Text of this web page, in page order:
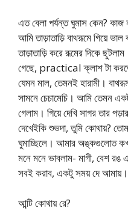
এত বেলা পর্যন্ত ঘুমাস কেন?
আমি তাড়াতাড়ি বাথরূমে গিয়ে
তাড়াতাড়ি করে রূমের দিকে
গেছে, practical ক্লাশ টা
যেমন মাল, তেমনই হারামী।
সামনে চেচামেচি। আমি তেমন
গেলাম। গিয়ে দেখি সাগর তার
দেখেইকি শুভদা, তুমি কোথায়?
ঘুমাচ্ছিলে। আমার অঙ্কগুলোত
মনে মনে ভাবলাম- মাগী, বেশ
সবই করাব, একটু সময় দে আমায়।
আন্টি কোথায় রে?